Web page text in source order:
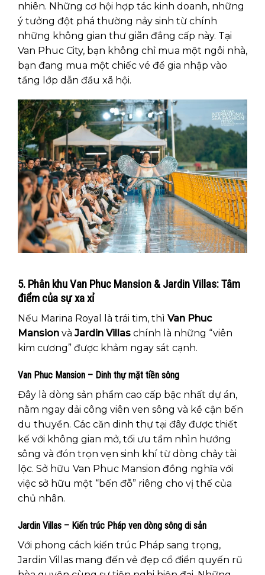
nhiên. Những cơ hội hợp tác kinh doanh, những
ý tưởng đột phá thường nảy sinh từ chính
những không gian thư giãn đẳng cấp này. Tại
Van Phuc City, bạn không chỉ mua một ngôi nhà,
bạn đang mua một chiếc vé để gia nhập vào
tầng lớp dẫn đầu xã hội.
5. Phân khu Van Phuc Mansion & Jardin Villas: Tâm
điểm của sự xa xỉ
Nếu Marina Royal là trái tim, thì Van Phuc
Mansion và Jardin Villas chính là những “viên
kim cương” được khảm ngay sát cạnh.
Van Phuc Mansion – Dinh thự mặt tiền sông
Đây là dòng sản phẩm cao cấp bậc nhất dự án,
nằm ngay dải công viên ven sông và kề cận bến
du thuyền. Các căn dinh thự tại đây được thiết
kế với không gian mở, tối ưu tầm nhìn hướng
sông và đón trọn vẹn sinh khí từ dòng chảy tài
lộc. Sở hữu Van Phuc Mansion đồng nghĩa với
việc sở hữu một “bến đỗ” riêng cho vị thế của
chủ nhân.
Jardin Villas – Kiến trúc Pháp ven dòng sông di sản
Với phong cách kiến trúc Pháp sang trọng,
Jardin Villas mang đến vẻ đẹp cổ điển quyến rũ